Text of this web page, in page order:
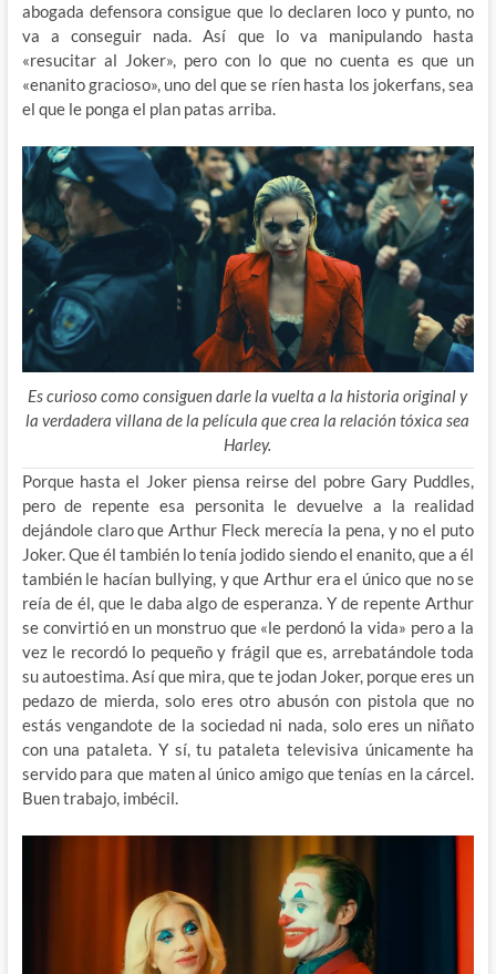
abogada defensora consigue que lo declaren loco y punto, no
va a conseguir nada. Así que lo va manipulando hasta
«resucitar al Joker», pero con lo que no cuenta es que un
«enanito gracioso», uno del que se ríen hasta los jokerfans, sea
el que le ponga el plan patas arriba.
Es curioso como consiguen darle la vuelta a la historia original y
la verdadera villana de la película que crea la relación tóxica sea
Harley.
Porque hasta el Joker piensa reirse del pobre Gary Puddles,
pero de repente esa personita le devuelve a la realidad
dejándole claro que Arthur Fleck merecía la pena, y no el puto
Joker. Que él también lo tenía jodido siendo el enanito, que a él
también le hacían bullying, y que Arthur era el único que no se
reía de él, que le daba algo de esperanza. Y de repente Arthur
se convirtió en un monstruo que «le perdonó la vida» pero a la
vez le recordó lo pequeño y frágil que es, arrebatándole toda
su autoestima. Así que mira, que te jodan Joker, porque eres un
pedazo de mierda, solo eres otro abusón con pistola que no
estás vengandote de la sociedad ni nada, solo eres un niñato
con una pataleta. Y sí, tu pataleta televisiva únicamente ha
servido para que maten al único amigo que tenías en la cárcel.
Buen trabajo, imbécil.